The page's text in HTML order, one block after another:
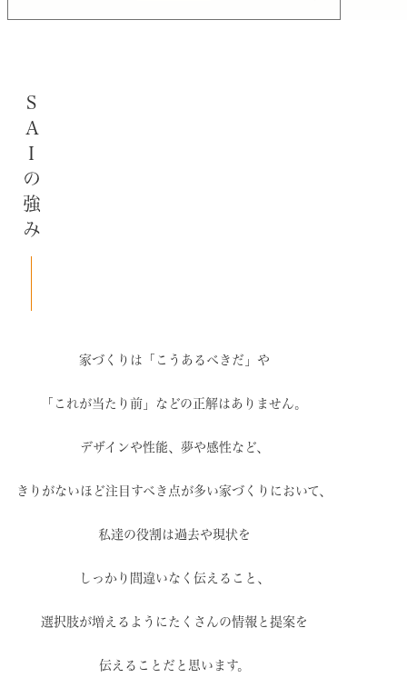
SAIの強み
家づくりは「こうあるべきだ」や
「これが当たり前」などの正解はありません。
デザインや性能、夢や感性など、
きりがないほど注目すべき点が多い家づくりにおいて、
私達の役割は過去や現状を
しっかり間違いなく伝えること、
選択肢が増えるように たくさんの情報と提案を
伝えることだと思います。